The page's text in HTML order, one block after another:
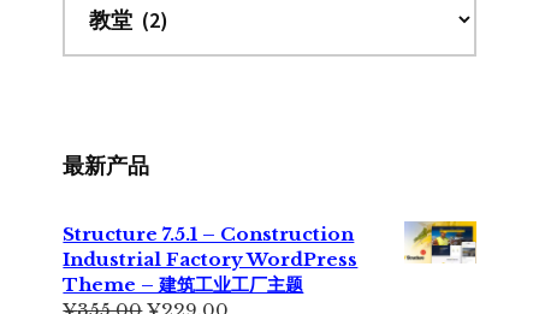
最新产品
Structure 7.5.1 – Construction
Industrial Factory WordPress
Theme – 建筑工业工厂主题
原